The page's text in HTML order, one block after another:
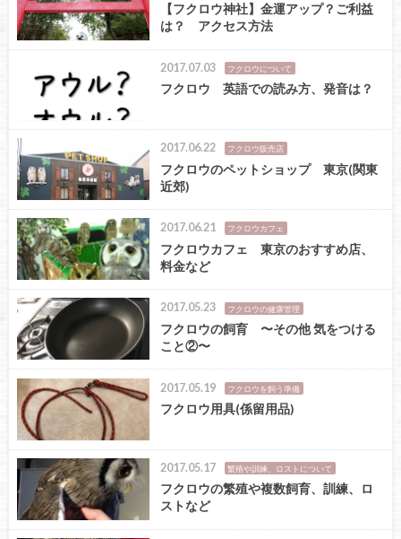
【フクロウ神社】金運アップ？ご利益
は？ アクセス方法
2017.07.03 フクロウについて
フクロウ 英語での読み方、発音は？
2017.06.22 フクロウ販売店
フクロウのペットショップ 東京(関東
近郊)
2017.06.21 フクロウカフェ
フクロウカフェ 東京のおすすめ店、
料金など
2017.05.23 フクロウの健康管理
フクロウの飼育 〜その他 気をつける
こと②〜
2017.05.19 フクロウを飼う準備
フクロウ用具(係留用品)
2017.05.17 繁殖や訓練、ロストについて
フクロウの繁殖や複数飼育、訓練、ロ
ストなど